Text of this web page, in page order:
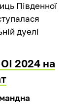
Південної
дуелі
2024 на